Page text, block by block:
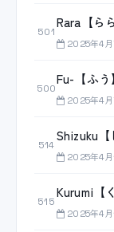
501
Rara【らら
2025年4月
500
Fu-【ふう】
2025年4月
514
Shizuku【
2025年4月
515
Kurumi【
2025年4月